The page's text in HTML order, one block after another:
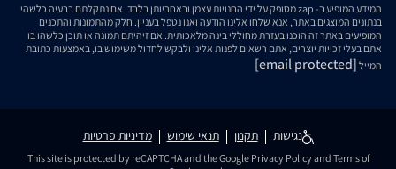
המידע המופיע ב- zap מסופק על ידי החנויות עצמן ובאחריותן בלבד. אם נתקלתם בבעיה כלשהי
בנתונים המוצגים באתר, אנא שלחו אלינו הודעה ואנו נטפל בעניין. חלק מהתמונות והתכנים
המופיעים באתר זה הוכנו בעזרת מחוללי בינה מלאכותית. אם זיהיתם תמונה או תוכן כלשהו בו
אתם בעלי זכויות יוצרים, אתם רשאים לפנות אלינו ולבקש לחדול משימוש בו, באמצעות כתובת
המייל [email protected]
נגישות תקנון תנאי שימוש מדיניות פרטיות
This site is protected by reCAPTCHA and the Google Privacy Policyand Terms of